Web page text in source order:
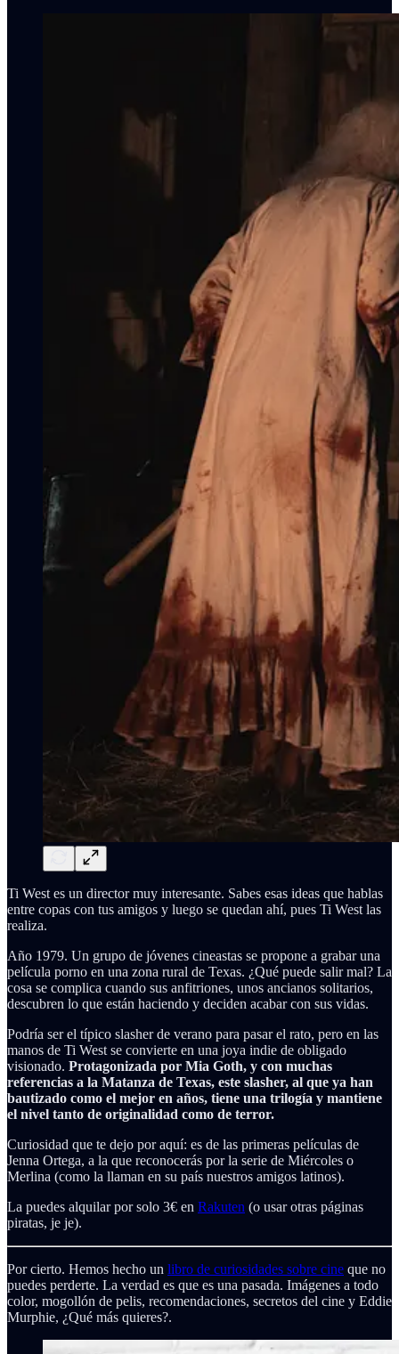
Ti West es un director muy interesante. Sabes esas ideas que hablas
entre copas con tus amigos y luego se quedan ahí, pues Ti West las
realiza.
Año 1979. Un grupo de jóvenes cineastas se propone a grabar una
película porno en una zona rural de Texas. ¿Qué puede salir mal? La
cosa se complica cuando sus anfitriones, unos ancianos solitarios,
descubren lo que están haciendo y deciden acabar con sus vidas.
Podría ser el típico slasher de verano para pasar el rato, pero en las
manos de Ti West se convierte en una joya indie de obligado
visionado. Protagonizada por Mia Goth, y con muchas
referencias a la Matanza de Texas, este slasher, al que ya han
bautizado como el mejor en años, tiene una trilogía y mantiene
el nivel tanto de originalidad como de terror.
Curiosidad que te dejo por aquí: es de las primeras películas de
Jenna Ortega, a la que reconocerás por la serie de Miércoles o
Merlina (como la llaman en su país nuestros amigos latinos).
La puedes alquilar por solo 3€ en Rakuten (o usar otras páginas
piratas, je je).
Por cierto. Hemos hecho un libro de curiosidades sobre cine que no
puedes perderte. La verdad es que es una pasada. Imágenes a todo
color, mogollón de pelis, recomendaciones, secretos del cine y Eddie
Murphie, ¿Qué más quieres?.